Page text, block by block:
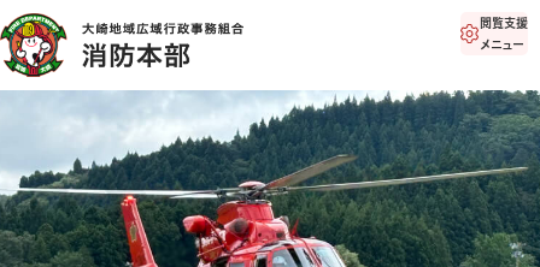
閲覧支援
メニュー